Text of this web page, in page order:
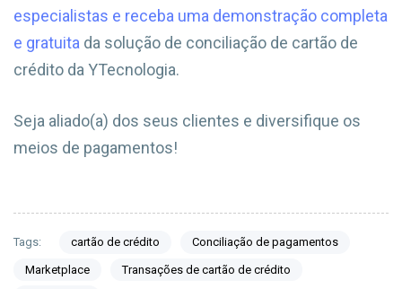
especialistas e receba uma demonstração completa
e gratuita da solução de conciliação de cartão de
crédito da YTecnologia.
Seja aliado(a) dos seus clientes e diversifique os
meios de pagamentos!
Tags: cartão de crédito Conciliação de pagamentos
Marketplace Transações de cartão de crédito